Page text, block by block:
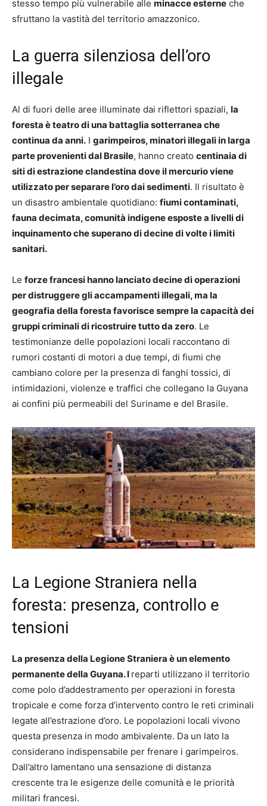
stesso tempo più vulnerabile alle minacce esterne che
sfruttano la vastità del territorio amazzonico.
La guerra silenziosa dell’oro
illegale
Al di fuori delle aree illuminate dai riflettori spaziali, la
foresta è teatro di una battaglia sotterranea che
continua da anni. I garimpeiros, minatori illegali in larga
parte provenienti dal Brasile, hanno creato centinaia di
siti di estrazione clandestina dove il mercurio viene
utilizzato per separare l’oro dai sedimenti. Il risultato è
un disastro ambientale quotidiano: fiumi contaminati,
fauna decimata, comunità indigene esposte a livelli di
inquinamento che superano di decine di volte i limiti
sanitari.
Le forze francesi hanno lanciato decine di operazioni
per distruggere gli accampamenti illegali, ma la
geografia della foresta favorisce sempre la capacità dei
gruppi criminali di ricostruire tutto da zero. Le
testimonianze delle popolazioni locali raccontano di
rumori costanti di motori a due tempi, di fiumi che
cambiano colore per la presenza di fanghi tossici, di
intimidazioni, violenze e traffici che collegano la Guyana
ai confini più permeabili del Suriname e del Brasile.
La Legione Straniera nella
foresta: presenza, controllo e
tensioni
La presenza della Legione Straniera è un elemento
permanente della Guyana. I reparti utilizzano il territorio
come polo d’addestramento per operazioni in foresta
tropicale e come forza d’intervento contro le reti criminali
legate all’estrazione d’oro. Le popolazioni locali vivono
questa presenza in modo ambivalente. Da un lato la
considerano indispensabile per frenare i garimpeiros.
Dall’altro lamentano una sensazione di distanza
crescente tra le esigenze delle comunità e le priorità
militari francesi.